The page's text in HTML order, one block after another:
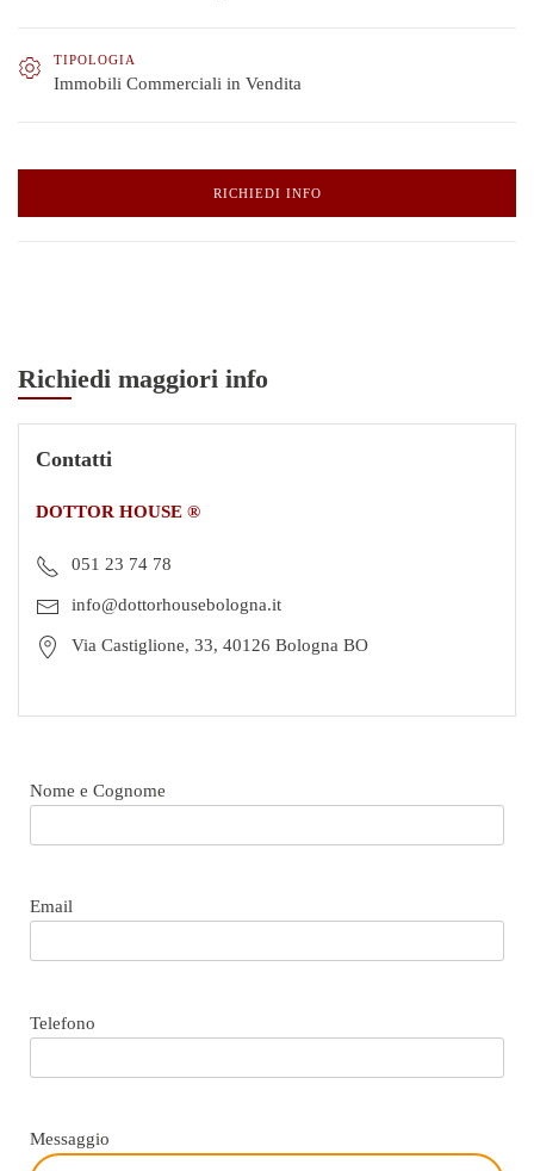
TIPOLOGIA
Immobili Commerciali in Vendita
RICHIEDI INFO
Richiedi maggiori info
Contatti
DOTTOR HOUSE ®
051 23 74 78
info@dottorhousebologna.it
Via Castiglione, 33, 40126 Bologna BO
Nome e Cognome
Email
Telefono
Messaggio